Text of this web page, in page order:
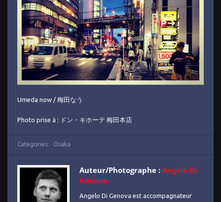
Umeda now / 梅田なう
Photo prise à : ドン・キホーテ 梅田本店
Categories: Osaka
Auteur/Photographe : Angelo Di
Genova
Angelo Di Genova est accompagnateur